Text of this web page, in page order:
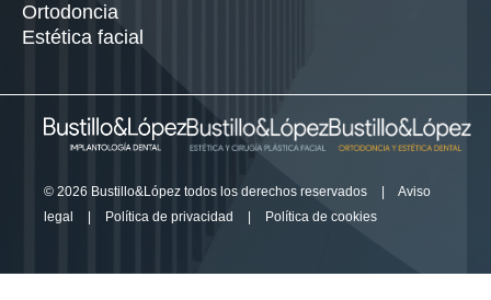
Ortodoncia
Estética facial
© 2026 Bustillo&López todos los derechos reservados |
Aviso
legal
| Política de privacidad | Política de cookies